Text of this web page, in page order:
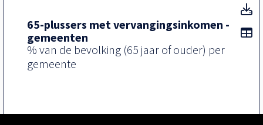
65-plussers met vervangingsinkomen -
gemeenten
% van de bevolking (65 jaar of ouder) per
gemeente